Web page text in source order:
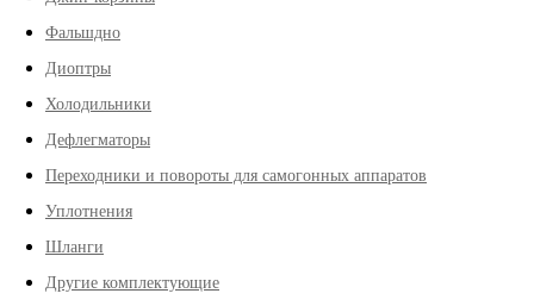
Фальшдно
Диоптры
Холодильники
Дефлегматоры
Переходники и повороты для самогонных аппаратов
Уплотнения
Шланги
Другие комплектующие